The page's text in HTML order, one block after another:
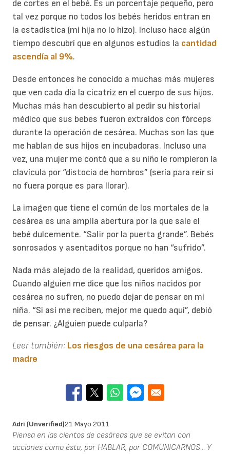
de cortes en el bebé. Es un porcentaje pequeño, pero
tal vez porque no todos los bebés heridos entran en
la estadística (mi hija no lo hizo). Incluso hace algún
tiempo descubrí que en algunos estudios la cantidad
ascendía al 9%.
Desde entonces he conocido a muchas más mujeres
que ven cada día la cicatriz en el cuerpo de sus hijos.
Muchas más han descubierto al pedir su historial
médico que sus bebes fueron extraídos con fórceps
durante la operación de cesárea. Muchas son las que
me hablan de sus hijos en incubadoras. Incluso una
vez, una mujer me contó que a su niño le rompieron la
clavícula por “distocia de hombros” (sería para reír si
no fuera porque es para llorar).
La imagen que tiene el común de los mortales de la
cesárea es una amplia abertura por la que sale el
bebé dulcemente. “Salir por la puerta grande”. Bebés
sonrosados y asentaditos porque no han “sufrido”.
Nada más alejado de la realidad, queridos amigos.
Cuando alguien me dice que los niños nacidos por
cesárea no sufren, no puedo dejar de pensar en mi
niña. “Si así me reciben, mejor me quedo aquí”, debió
de pensar. ¿Alguien puede culparla?
Leer también: Los riesgos de una cesárea para la
madre
Adri (unverified)21 Mayo 2011
Piensa en las cientos de cesáreas que se evitan con
acciones como ésta, por HABLAR, por COMUNICARNOS... Y